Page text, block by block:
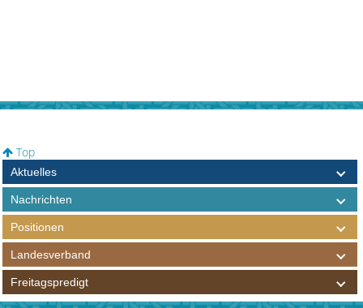
Top
Aktuelles
Nachrichten
Positionen
Landesverband
Freitagspredigt